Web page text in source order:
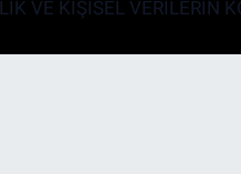
VE KİŞİSEL VERİLERİN